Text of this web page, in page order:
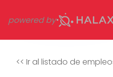
powered by
<< Ir al listado de